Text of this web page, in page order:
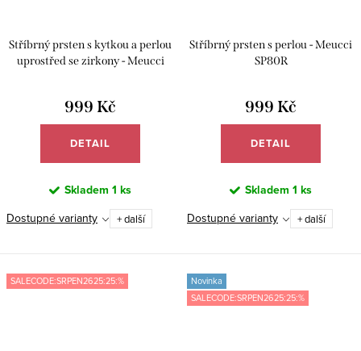
Stříbrný prsten s kytkou a perlou
uprostřed se zirkony - Meucci
999 Kč
DETAIL
Skladem 1 ks
Dostupné varianty + další
Stříbrný prsten s perlou - Meucci
SP80R
999 Kč
DETAIL
Skladem 1 ks
Dostupné varianty + další
SALECODE:SRPEN2625:25:%
Novinka
SALECODE:SRPEN2625:25:%